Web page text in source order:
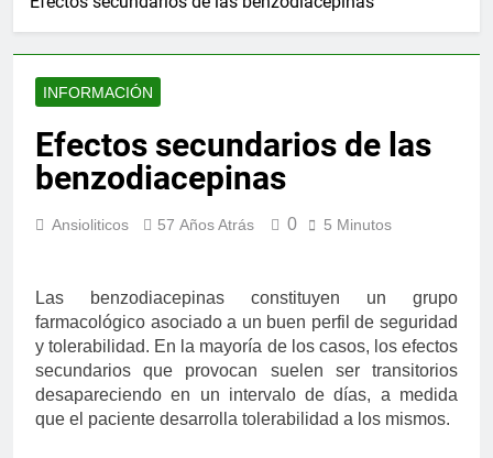
INFORMACIÓN
Efectos secundarios de las
benzodiacepinas
Ansioliticos 57 Años Atrás 0 5 Minutos
Las benzodiacepinas constituyen un grupo
farmacológico asociado a un buen perfil de seguridad
y tolerabilidad. En la mayoría de los casos, los efectos
secundarios que provocan suelen ser transitorios
desapareciendo en un intervalo de días, a medida
que el paciente desarrolla tolerabilidad a los mismos.